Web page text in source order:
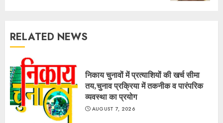
RELATED NEWS
निकाय चुनावों में प्रत्याशियों की खर्च सीमा
तय,चुनाव प्रक्रिया में तकनीक व पारंपरिक
व्यवस्था का प्रयोग
AUGUST 7, 2026